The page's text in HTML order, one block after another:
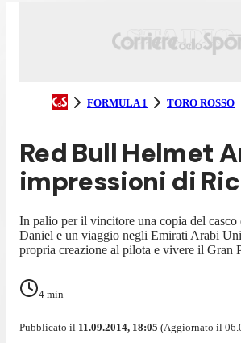
FORMULA 1 TORO ROSSO
Red Bull Helmet
impressioni di
In palio per il vincitore una copia del casco
Daniel e un viaggio negli Emirati Arabi
propria creazione al pilota e vivere il Gran
4 min
Pubblicato il 11.09.2014, 18:05 (Aggiornato il